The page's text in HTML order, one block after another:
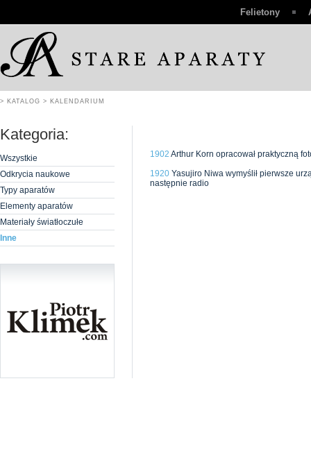
Felietony
> KATALOG > KALENDARIUM
Kategoria:
Wszystkie
Odkrycia naukowe
Typy aparatów
Elementy aparatów
Materiały światłoczułe
Inne
1902 Arthur Korn opracował praktyczną
1920 Yasujiro Niwa wymyślił pierwsze
następnie radio